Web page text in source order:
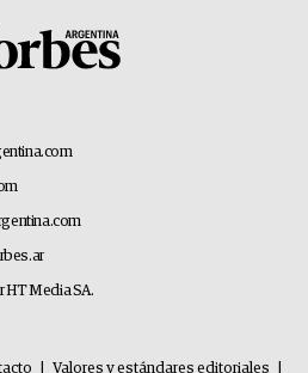
HT Media SA.
Valores y estándares editoriales